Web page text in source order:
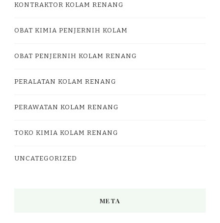
KONTRAKTOR KOLAM RENANG
OBAT KIMIA PENJERNIH KOLAM
OBAT PENJERNIH KOLAM RENANG
PERALATAN KOLAM RENANG
PERAWATAN KOLAM RENANG
TOKO KIMIA KOLAM RENANG
UNCATEGORIZED
META